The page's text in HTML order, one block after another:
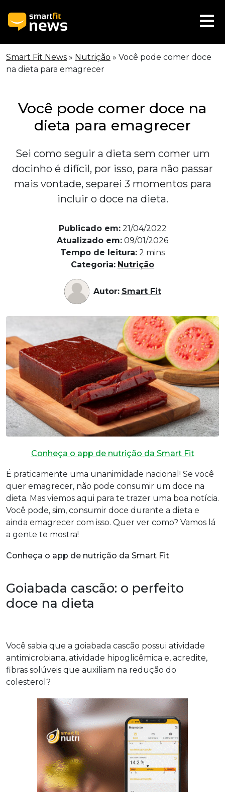
Smart Fit News » Nutrição » Você pode comer doce
na dieta para emagrecer
Você pode comer doce na
dieta para emagrecer
Sei como seguir a dieta sem comer um
docinho é difícil, por isso, para não passar
mais vontade, separei 3 momentos para
incluir o doce na dieta.
Publicado em: 21/04/2022
Atualizado em: 09/01/2026
Tempo de leitura: 2 mins
Categoria: Nutrição
Autor: Smart Fit
Conheça o app de nutrição da Smart Fit
É praticamente uma unanimidade nacional! Se você
quer emagrecer, não pode consumir um doce na
dieta. Mas viemos aqui para te trazer uma boa notícia.
Você pode, sim, consumir doce durante a dieta e
ainda emagrecer com isso. Quer ver como? Vamos lá
a gente te mostra!
Conheça o app de nutrição da Smart Fit
Goiabada cascão: o perfeito
doce na dieta
Você sabia que a goiabada cascão possui atividade
antimicrobiana, atividade hipoglicêmica e, acredite,
fibras solúveis que auxiliam na redução do
colesterol?